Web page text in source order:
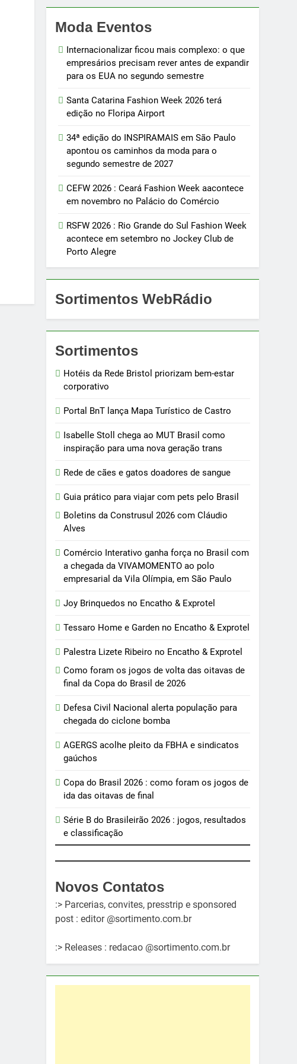
Moda Eventos
Internacionalizar ficou mais complexo: o que
empresários precisam rever antes de expandir
para os EUA no segundo semestre
Santa Catarina Fashion Week 2026 terá
edição no Floripa Airport
34ª edição do INSPIRAMAIS em São Paulo
apontou os caminhos da moda para o
segundo semestre de 2027
CEFW 2026 : Ceará Fashion Week aacontece
em novembro no Palácio do Comércio
RSFW 2026 : Rio Grande do Sul Fashion Week
acontece em setembro no Jockey Club de
Porto Alegre
Sortimentos WebRádio
Sortimentos
Hotéis da Rede Bristol priorizam bem-estar
corporativo
Portal BnT lança Mapa Turístico de Castro
Isabelle Stoll chega ao MUT Brasil como
inspiração para uma nova geração trans
Rede de cães e gatos doadores de sangue
Guia prático para viajar com pets pelo Brasil
Boletins da Construsul 2026 com Cláudio
Alves
Comércio Interativo ganha força no Brasil com
a chegada da VIVAMOMENTO ao polo
empresarial da Vila Olímpia, em São Paulo
Joy Brinquedos no Encatho & Exprotel
Tessaro Home e Garden no Encatho & Exprotel
Palestra Lizete Ribeiro no Encatho & Exprotel
Como foram os jogos de volta das oitavas de
final da Copa do Brasil de 2026
Defesa Civil Nacional alerta população para
chegada do ciclone bomba
AGERGS acolhe pleito da FBHA e sindicatos
gaúchos
Copa do Brasil 2026 : como foram os jogos de
ida das oitavas de final
Série B do Brasileirão 2026 : jogos, resultados
e classificação
Novos Contatos
:> Parcerias, convites, presstrip e sponsored
post : editor @sortimento.com.br
:> Releases : redacao @sortimento.com.br